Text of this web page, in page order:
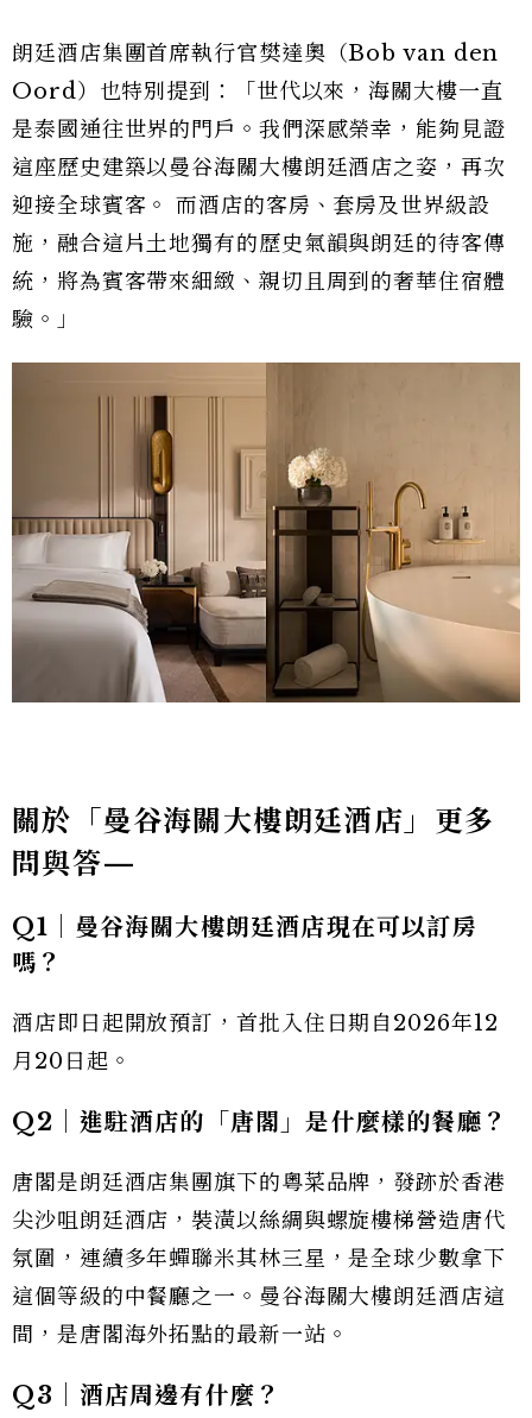
朗廷酒店集團首席執行官樊達奧（Bob van den
Oord）也特別提到：「世代以來，海關大樓一直
是泰國通往世界的門戶。我們深感榮幸，能夠見證
這座歷史建築以曼谷海關大樓朗廷酒店之姿，再次
迎接全球賓客。 而酒店的客房、套房及世界級設
施，融合這片土地獨有的歷史氣韻與朗廷的待客傳
統，將為賓客帶來細緻、親切且周到的奢華住宿體
驗。」
關於「曼谷海關大樓朗廷酒店」更多
問與答—
Q1｜曼谷海關大樓朗廷酒店現在可以訂房
嗎？
酒店即日起開放預訂，首批入住日期自2026年12
月20日起。
Q2｜進駐酒店的「唐閣」是什麼樣的餐廳？
唐閣是朗廷酒店集團旗下的粵菜品牌，發跡於香港
尖沙咀朗廷酒店，裝潢以絲綢與螺旋樓梯營造唐代
氛圍，連續多年蟬聯米其林三星，是全球少數拿下
這個等級的中餐廳之一。曼谷海關大樓朗廷酒店這
間，是唐閣海外拓點的最新一站。
Q3｜酒店周邊有什麼？